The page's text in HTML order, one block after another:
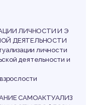
ЛИЧНОСТИ И Э
ДЕЯТЕЛЬНОСТИ
личности
деятельности и
САМОАКТУАЛИЗ